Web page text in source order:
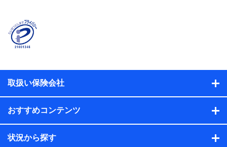
名、住所、生年月日、性別、保険契約者と被保険者の関
係、保険加入の目的、保険商品の内容、保険料、保険料
のお支払方法、車のメーカーや走行距離などの情報、建
ル内容や送信履歴の情報及び保険の更改案内等を提供し
保険契約情報
当社または株式会社NTTドコモ・フィナンシャルグルー
プが取得し、又は保有する保険契約に関する情報。例と
して、保険契約者及び被保険者の氏名、住所、生年月
取扱い保険会社
おすすめコンテンツ
状況から探す